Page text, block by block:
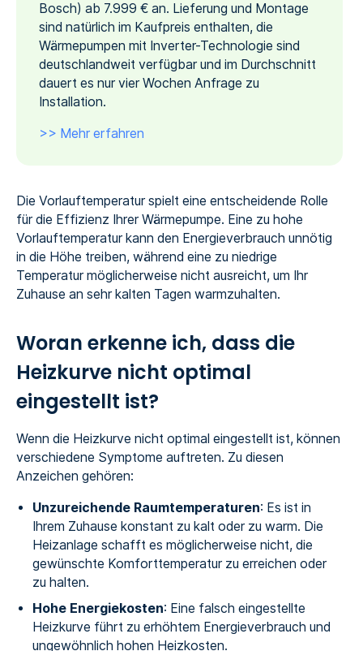
Bosch) ab 7.999 € an. Lieferung und Montage
sind natürlich im Kaufpreis enthalten, die
Wärmepumpen mit Inverter-Technologie sind
deutschlandweit verfügbar und im Durchschnitt
dauert es nur vier Wochen Anfrage zu
Installation.
>> Mehr erfahren
Die Vorlauftemperatur spielt eine entscheidende Rolle
für die Effizienz Ihrer Wärmepumpe. Eine zu hohe
Vorlauftemperatur kann den Energieverbrauch unnötig
in die Höhe treiben, während eine zu niedrige
Temperatur möglicherweise nicht ausreicht, um Ihr
Zuhause an sehr kalten Tagen warmzuhalten.
Woran erkenne ich, dass die
Heizkurve nicht optimal
eingestellt ist?
Wenn die Heizkurve nicht optimal eingestellt ist, können
verschiedene Symptome auftreten. Zu diesen
Anzeichen gehören:
Unzureichende Raumtemperaturen: Es ist in
Ihrem Zuhause konstant zu kalt oder zu warm. Die
Heizanlage schafft es möglicherweise nicht, die
gewünschte Komforttemperatur zu erreichen oder
zu halten.
Hohe Energiekosten: Eine falsch eingestellte
Heizkurve führt zu erhöhtem Energieverbrauch und
ungewöhnlich hohen Heizkosten.